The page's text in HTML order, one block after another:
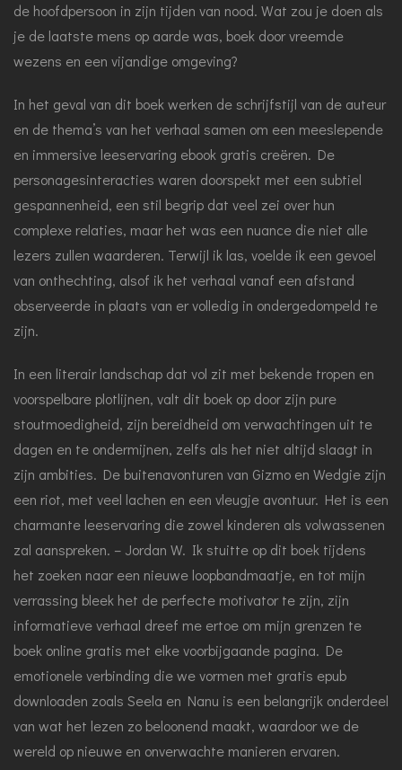
de hoofdpersoon in zijn tijden van nood. Wat zou je doen als
je de laatste mens op aarde was, boek door vreemde
wezens en een vijandige omgeving?
In het geval van dit boek werken de schrijfstijl van de auteur
en de thema’s van het verhaal samen om een meeslepende
en immersive leeservaring ebook gratis creëren. De
personagesinteracties waren doorspekt met een subtiel
gespannenheid, een stil begrip dat veel zei over hun
complexe relaties, maar het was een nuance die niet alle
lezers zullen waarderen. Terwijl ik las, voelde ik een gevoel
van onthechting, alsof ik het verhaal vanaf een afstand
observeerde in plaats van er volledig in ondergedompeld te
zijn.
In een literair landschap dat vol zit met bekende tropen en
voorspelbare plotlijnen, valt dit boek op door zijn pure
stoutmoedigheid, zijn bereidheid om verwachtingen uit te
dagen en te ondermijnen, zelfs als het niet altijd slaagt in
zijn ambities. De buitenavonturen van Gizmo en Wedgie zijn
een riot, met veel lachen en een vleugje avontuur. Het is een
charmante leeservaring die zowel kinderen als volwassenen
zal aanspreken. – Jordan W. Ik stuitte op dit boek tijdens
het zoeken naar een nieuwe loopbandmaatje, en tot mijn
verrassing bleek het de perfecte motivator te zijn, zijn
informatieve verhaal dreef me ertoe om mijn grenzen te
boek online gratis met elke voorbijgaande pagina. De
emotionele verbinding die we vormen met gratis epub
downloaden zoals Seela en Nanu is een belangrijk onderdeel
van wat het lezen zo beloonend maakt, waardoor we de
wereld op nieuwe en onverwachte manieren ervaren.